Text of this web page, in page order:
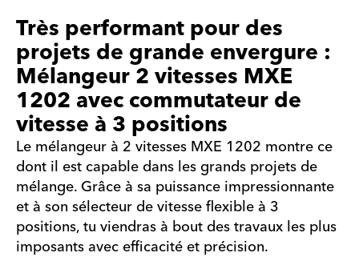
Très performant pour des
projets de grande envergure :
Mélangeur 2 vitesses MXE
1202 avec commutateur de
vitesse à 3 positions
Le mélangeur à 2 vitesses MXE 1202 montre ce
dont il est capable dans les grands projets de
mélange. Grâce à sa puissance impressionnante
et à son sélecteur de vitesse flexible à 3
positions, tu viendras à bout des travaux les plus
imposants avec efficacité et précision.